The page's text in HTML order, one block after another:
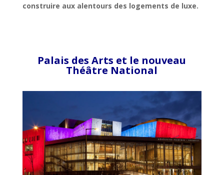
construire aux alentours des logements de luxe.
Palais des Arts et le nouveau
Théâtre National